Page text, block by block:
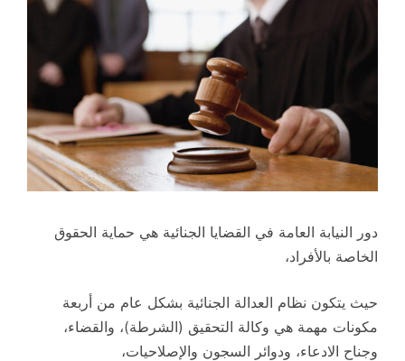
دور النيابة العامة في القضايا الجنائية هي حماية الحقوق
الخاصة بالأفراد،
حيث يتكون نظام العدالة الجنائية بشكل عام من أربعة
مكونات مهمة هي وكالة التحقيق (الشرطة)، والقضاء،
وجناح الادعاء، ودوائر السجون والإصلاحيات،